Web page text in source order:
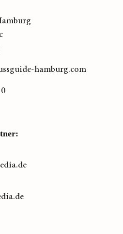
hamburg.com